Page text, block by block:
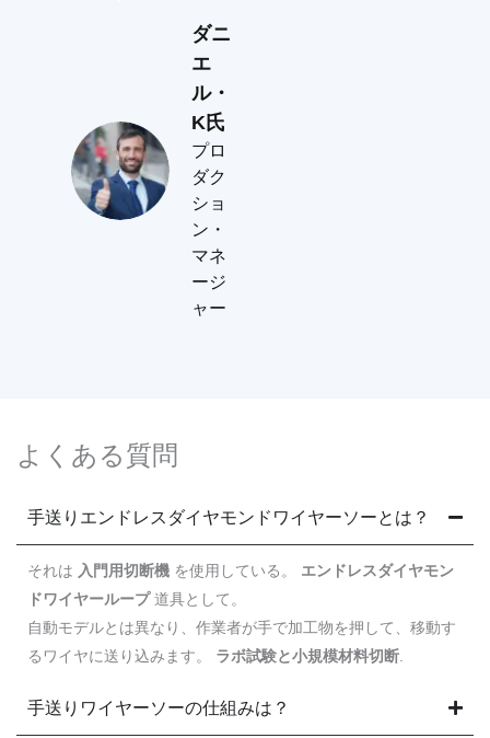
ダニ
エ
ル・
K氏
プロ
ダク
ショ
ン・
マネ
ージ
ャー
よくある質問
手送りエンドレスダイヤモンドワイヤーソーとは？
それは 入門用切断機 を使用している。 エンドレスダイヤモン
ドワイヤーループ道具として。
自動モデルとは異なり、作業者が手で加工物を押して、移動す
るワイヤに送り込みます。 ラボ試験と小規模材料切断.
手送りワイヤーソーの仕組みは？